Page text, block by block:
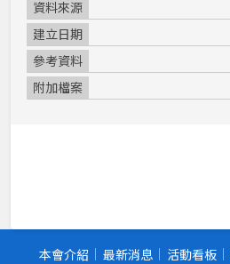
資料來源
建立日期
參考資料
附加檔案
本會介紹 最新消息 活動看板